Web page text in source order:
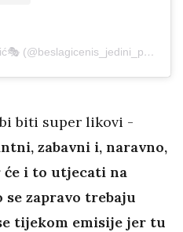
A post shared by Enis Bešlagić🎭 (@beslagicenis_jedini_pravi)
biti super likovi -
zabavni i, naravno,
će i to utjecati na
zapravo trebaju
tijekom emisije jer tu